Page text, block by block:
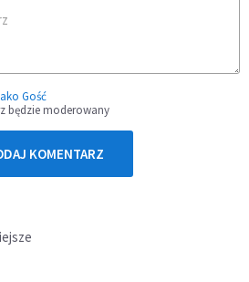
Gość
będzie moderowany
KOMENTARZ